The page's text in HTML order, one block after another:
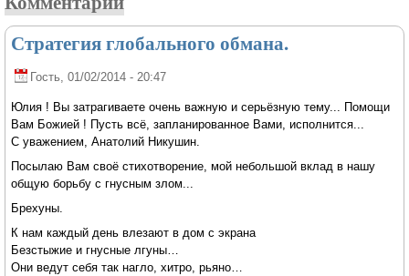
Стратегия глобального обмана.
Гость, 01/02/2014 - 20:47
Юлия ! Вы затрагиваете очень важную и серьёзную тему... Помощи
Вам Божией ! Пусть всё, запланированное Вами, исполнится...
С уважением, Анатолий Никушин.
Посылаю Вам своё стихотворение, мой небольшой вклад в нашу
общую борьбу с гнусным злом...
Брехуны.
К нам каждый день влезают в дом с экрана
Безстыжие и гнусные лгуны…
Они ведут себя так нагло, хитро, рьяно…